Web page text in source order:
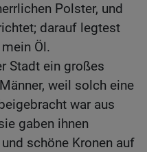
Polster, und
darauf legtest
Öl.
Stadt ein großes
weil solch eine
war aus
gaben ihnen
schöne Kronen auf